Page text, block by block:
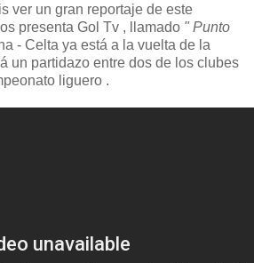
ver un gran reportaje de este
presenta Gol Tv , llamado " Punto
- Celta ya está a la vuelta de la
un partidazo entre dos de los clubes
liguero .